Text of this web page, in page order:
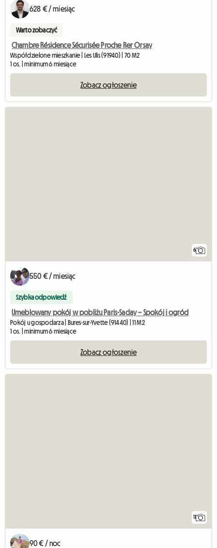
628 € / miesiąc
Warto zobaczyć
Chambre Résidence Sécurisée Proche Rer Orsay
Współdzielone mieszkanie | Les Ulis (91940) | 70 M2
1 os. | minimum 6 miesiące
Zobacz ogłoszenie
6
550 € / miesiąc
Szybka odpowiedź
Umeblowany pokój w pobliżu Paris-Saclay – Spokój i ogród
Pokój u gospodarza | Bures-sur-Yvette (91440) | 11 M2
1 os. | minimum 6 miesiące
Zobacz ogłoszenie
90 € / noc